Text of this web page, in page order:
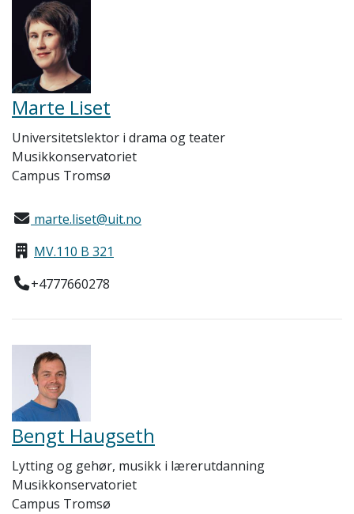
Marte Liset
Universitetslektor i drama og teater
Musikkonservatoriet
Campus Tromsø
marte.liset@uit.no
MV.110 B 321
+4777660278
Bengt Haugseth
Lytting og gehør, musikk i lærerutdanning
Musikkonservatoriet
Campus Tromsø